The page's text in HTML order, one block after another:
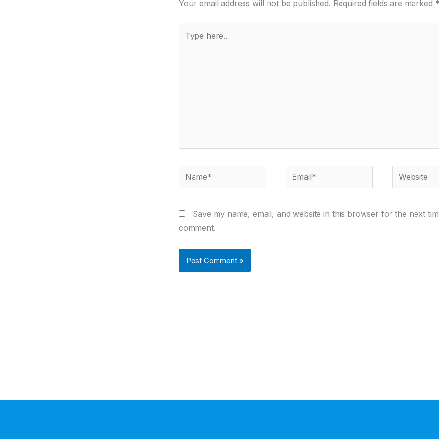
Your email address will not be published. Required fields are marked *
here..
Name* Email* Website
Save my name, email, and website in this browser for the next
comment.